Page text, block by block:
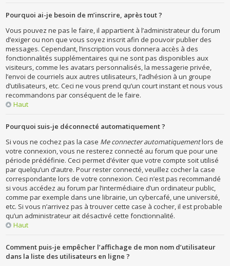
Pourquoi ai-je besoin de m’inscrire, après tout ?
Vous pouvez ne pas le faire, il appartient à l’administrateur du forum
d’exiger ou non que vous soyez inscrit afin de pouvoir publier des
messages. Cependant, l’inscription vous donnera accès à des
fonctionnalités supplémentaires qui ne sont pas disponibles aux
visiteurs, comme les avatars personnalisés, la messagerie privée,
l’envoi de courriels aux autres utilisateurs, l’adhésion à un groupe
d’utilisateurs, etc. Ceci ne vous prend qu’un court instant et nous vous
recommandons par conséquent de le faire.
Haut
Pourquoi suis-je déconnecté automatiquement ?
Si vous ne cochez pas la case Me connecter automatiquementlors de
votre connexion, vous ne resterez connecté au forum que pour une
période prédéfinie. Ceci permet d’éviter que votre compte soit utilisé
par quelqu’un d’autre. Pour rester connecté, veuillez cocher la case
correspondante lors de votre connexion. Ceci n’est pas recommandé
si vous accédez au forum par l’intermédiaire d’un ordinateur public,
comme par exemple dans une librairie, un cybercafé, une université,
etc. Si vous n’arrivez pas à trouver cette case à cocher, il est probable
qu’un administrateur ait désactivé cette fonctionnalité.
Haut
Comment puis-je empêcher l’affichage de mon nom d’utilisateur
dans la liste des utilisateurs en ligne ?